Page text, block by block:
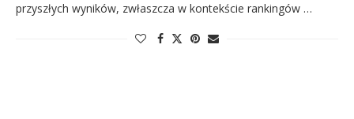
przyszłych wyników, zwłaszcza w kontekście rankingów …